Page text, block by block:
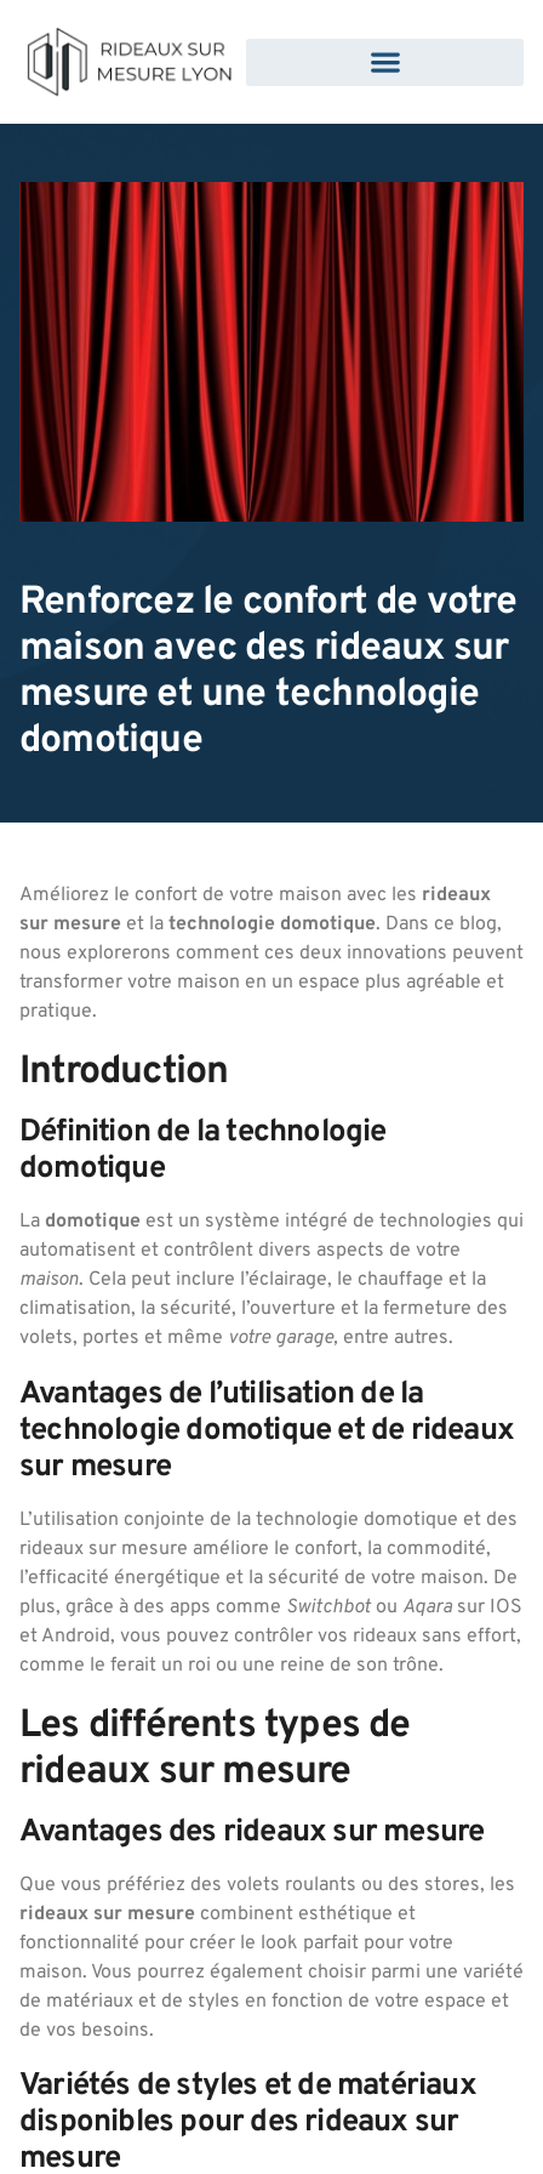
Renforcez le confort de votre
maison avec des rideaux sur
mesure et une technologie
domotique
Améliorez le confort de votre maison avec les rideaux
sur mesure et la technologie domotique. Dans ce blog,
nous explorerons comment ces deux innovations peuvent
transformer votre maison en un espace plus agréable et
pratique.
Introduction
Définition de la technologie
domotique
La domotique est un système intégré de technologies qui
automatisent et contrôlent divers aspects de votre
maison. Cela peut inclure l’éclairage, le chauffage et la
climatisation, la sécurité, l’ouverture et la fermeture des
volets, portes et même votre garage, entre autres.
Avantages de l’utilisation de la
technologie domotique et de rideaux
sur mesure
L’utilisation conjointe de la technologie domotique et des
rideaux sur mesure améliore le confort, la commodité,
l’efficacité énergétique et la sécurité de votre maison. De
plus, grâce à des apps comme Switchbotou Aqara sur IOS
et Android, vous pouvez contrôler vos rideaux sans effort,
comme le ferait un roi ou une reine de son trône.
Les différents types de
rideaux sur mesure
Avantages des rideaux sur mesure
Que vous préfériez des volets roulants ou des stores, les
rideaux sur mesure combinent esthétique et
fonctionnalité pour créer le look parfait pour votre
maison. Vous pourrez également choisir parmi une variété
de matériaux et de styles en fonction de votre espace et
de vos besoins.
Variétés de styles et de matériaux
disponibles pour des rideaux sur
mesure